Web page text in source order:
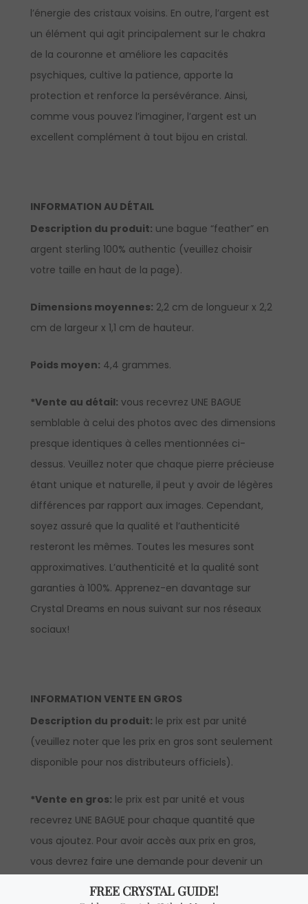
l’énergie des cristaux voisins. En outre, l’argent est
un élément qui agit principalement sur le chakra
de la couronne et améliore les capacités
psychiques, cultive la patience, apporte la
protection et renforce la persévérance. Ainsi,
comme vous pouvez l’imaginer, l’argent est un
excellent complément à tout bijou en cristal.
INFORMATION AU DÉTAIL
Description du produit: une bague “feather” en
argent sterling 100% authentic (veuillez choisir
votre taille en haut de la page).
Dimensions moyennes: 2,2 cm de longueur x 2,2
cm de largeur x 1,1 cm de hauteur.
Poids moyen: 4,4 grammes.
*Vente au détail: vous recevrez UNE BAGUE
semblable à celui des photos avec des dimensions
presque identiques à celles mentionnées ci-
dessus. Veuillez noter que chaque pierre précieuse
étant unique et naturelle, il peut y avoir de légères
différences par rapport aux images. Cependant,
soyez assuré que la qualité et l’authenticité
resteront les mêmes. Toutes les mesures sont
approximatives. L’authenticité et la qualité sont
garanties à 100%. Apprenez-en davantage sur
Crystal Dreams en nous suivant sur nos réseaux
sociaux!
INFORMATION VENTE EN GROS
Description du produit: le prix est par unité
(veuillez noter que les prix en gros sont seulement
disponible pour nos distributeurs officiels).
*Vente en gros: le prix est par unité et vous
recevrez UNE BAGUE pour chaque quantité que
vous ajoutez. Pour avoir accès aux prix en gros,
vous devrez faire une demande pour devenir un